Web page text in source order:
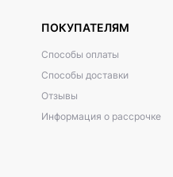
ПОКУПАТЕЛЯМ
Способы оплаты
Способы доставки
Отзывы
Информация о рассрочке